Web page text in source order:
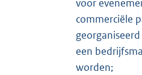
voor
commerciële
een
worden;